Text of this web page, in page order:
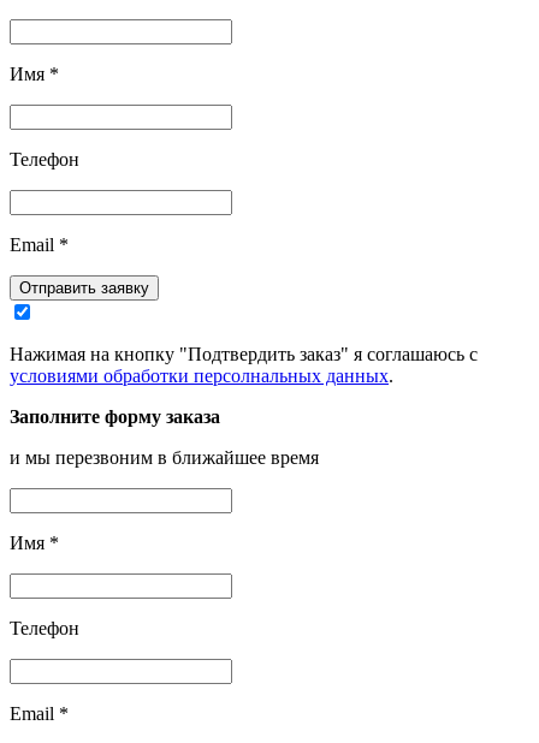
Имя *
Телефон
Email *
Отправить заявку
Нажимая на кнопку "Подтвердить заказ" я соглашаюсь с
условиями обработки персолнальных данных.
Заполните форму заказа
и мы перезвоним в ближайшее время
Имя *
Телефон
Email *